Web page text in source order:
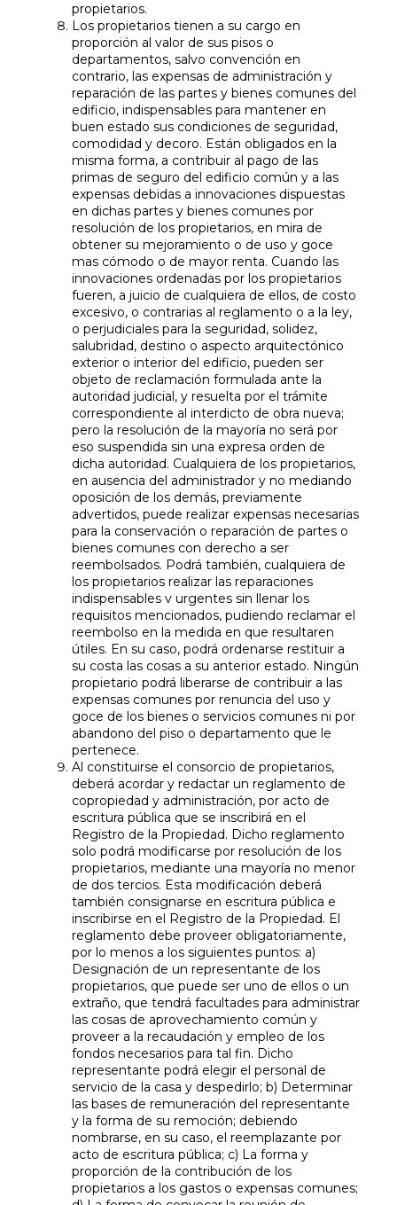
propietarios.
Los propietarios tienen a su cargo en
proporción al valor de sus pisos o
departamentos, salvo convención en
contrario, las expensas de administración y
reparación de las partes y bienes comunes del
edificio, indispensables para mantener en
buen estado sus condiciones de seguridad,
comodidad y decoro. Están obligados en la
misma forma, a contribuir al pago de las
primas de seguro del edificio común y a las
expensas debidas a innovaciones dispuestas
en dichas partes y bienes comunes por
resolución de los propietarios, en mira de
obtener su mejoramiento o de uso y goce
mas cómodo o de mayor renta. Cuando las
innovaciones ordenadas por los propietarios
fueren, a juicio de cualquiera de ellos, de costo
excesivo, o contrarias al reglamento o a la ley,
o perjudiciales para la seguridad, solidez,
salubridad, destino o aspecto arquitectónico
exterior o interior del edificio, pueden ser
objeto de reclamación formulada ante la
autoridad judicial, y resuelta por el trámite
correspondiente al interdicto de obra nueva;
pero la resolución de la mayoría no será por
eso suspendida sin una expresa orden de
dicha autoridad. Cualquiera de los propietarios,
en ausencia del administrador y no mediando
oposición de los demás, previamente
advertidos, puede realizar expensas necesarias
para la conservación o reparación de partes o
bienes comunes con derecho a ser
reembolsados. Podrá también, cualquiera de
los propietarios realizar las reparaciones
indispensables v urgentes sin llenar los
requisitos mencionados, pudiendo reclamar el
reembolso en la medida en que resultaren
útiles. En su caso, podrá ordenarse restituir a
su costa las cosas a su anterior estado. Ningún
propietario podrá liberarse de contribuir a las
expensas comunes por renuncia del uso y
goce de los bienes o servicios comunes ni por
abandono del piso o departamento que le
pertenece.
Al constituirse el consorcio de propietarios,
deberá acordar y redactar un reglamento de
copropiedad y administración, por acto de
escritura pública que se inscribirá en el
Registro de la Propiedad. Dicho reglamento
solo podrá modificarse por resolución de los
propietarios, mediante una mayoría no menor
de dos tercios. Esta modificación deberá
también consignarse en escritura pública e
inscribirse en el Registro de la Propiedad. El
reglamento debe proveer obligatoriamente,
por lo menos a los siguientes puntos: a)
Designación de un representante de los
propietarios, que puede ser uno de ellos o un
extraño, que tendrá facultades para administrar
las cosas de aprovechamiento común y
proveer a la recaudación y empleo de los
fondos necesarios para tal fin. Dicho
representante podrá elegir el personal de
servicio de la casa y despedirlo; b) Determinar
las bases de remuneración del representante
y la forma de su remoción; debiendo
nombrarse, en su caso, el reemplazante por
acto de escritura pública; c) La forma y
proporción de la contribución de los
propietarios a los gastos o expensas comunes;